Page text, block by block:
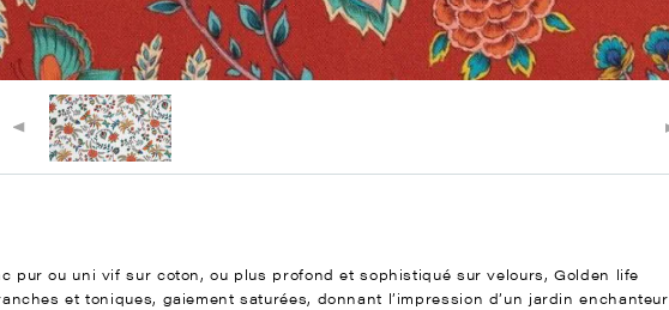
pur ou uni vif sur coton, ou plus profond et sophistiqué sur velours, Golden life
et toniques, gaiement saturées, donnant l’impression d’un jardin enchanteur